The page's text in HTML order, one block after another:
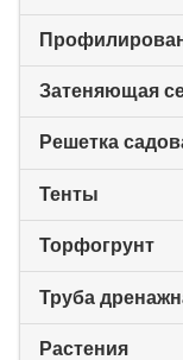
Затеняющая
Решетка
Тенты
Торфогрунт
Труба
Растения